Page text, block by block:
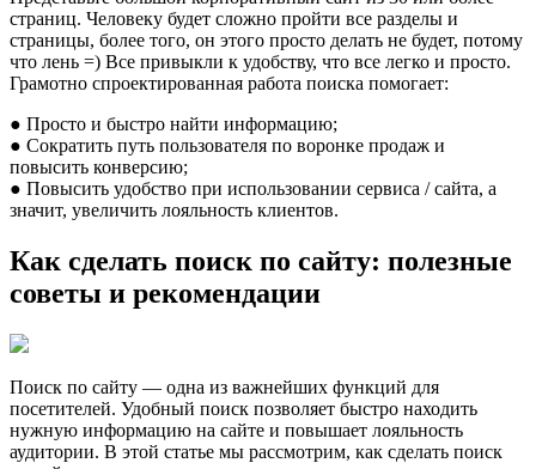
страниц. Человеку будет сложно пройти все разделы и
страницы, более того, он этого просто делать не будет, потому
что лень =) Все привыкли к удобству, что все легко и просто.
Грамотно спроектированная работа поиска помогает:
● Просто и быстро найти информацию;
● Сократить путь пользователя по воронке продаж и
повысить конверсию;
● Повысить удобство при использовании сервиса / сайта, а
значит, увеличить лояльность клиентов.
Как сделать поиск по сайту: полезные
советы и рекомендации
Поиск по сайту — одна из важнейших функций для
посетителей. Удобный поиск позволяет быстро находить
нужную информацию на сайте и повышает лояльность
аудитории. В этой статье мы рассмотрим, как сделать поиск